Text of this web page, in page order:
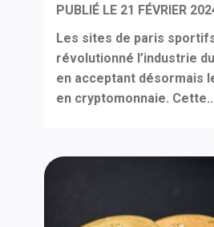
PUBLIÉ LE 21 FÉVRIER
Les sites de paris
révolutionné l’industrie
en acceptant désormais
en cryptomonnaie.